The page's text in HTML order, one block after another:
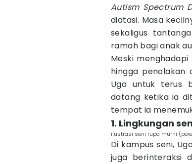
Autism Spectrum
diatasi. Masa
sekaligus
ramah bagi anak
Meski
hingga penolakan
Uga untuk terus
datang ketika ia
tempat ia
1. Lingkungan
ilustrasi seni rupa murni
Di kampus seni,
juga berinteraksi